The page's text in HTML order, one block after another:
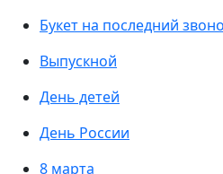
Букет на последний
Выпускной
День детей
День России
8 марта